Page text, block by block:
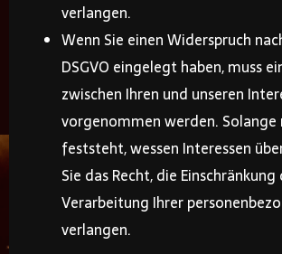
verlangen.
Wenn Sie einen Widerspruch
DSGVO eingelegt haben, muss
zwischen Ihren und unseren
vorgenommen werden. Solange
feststeht, wessen Interessen
Sie das Recht, die Einschränkung
Verarbeitung Ihrer
verlangen.